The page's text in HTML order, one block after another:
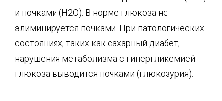
и почками (Н2О). В норме глюкоза не
элиминируется почками. При патологических
состояниях, таких как сахарный диабет,
нарушения метаболизма с гипергликемией
глюкоза выводится почками (глюкозурия).